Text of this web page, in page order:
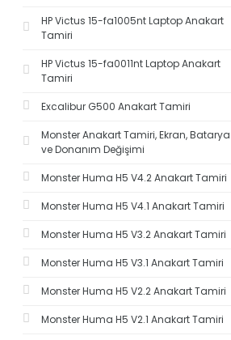
HP Victus 15-fa1005nt Laptop Anakart
Tamiri
HP Victus 15-fa0011nt Laptop Anakart
Tamiri
Excalibur G500 Anakart Tamiri
Monster Anakart Tamiri, Ekran, Batarya
ve Donanım Değişimi
Monster Huma H5 V4.2 Anakart Tamiri
Monster Huma H5 V4.1 Anakart Tamiri
Monster Huma H5 V3.2 Anakart Tamiri
Monster Huma H5 V3.1 Anakart Tamiri
Monster Huma H5 V2.2 Anakart Tamiri
Monster Huma H5 V2.1 Anakart Tamiri